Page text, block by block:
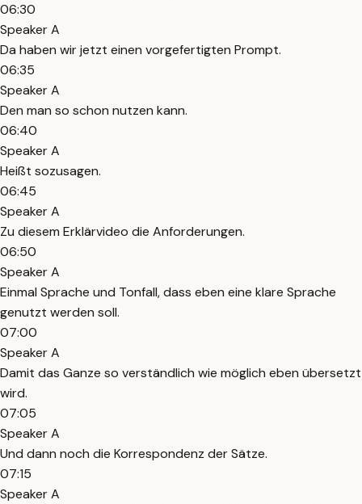
06:30
Speaker A
Da haben wir jetzt einen vorgefertigten Prompt.
06:35
Speaker A
Den man so schon nutzen kann.
06:40
Speaker A
Heißt sozusagen.
06:45
Speaker A
Zu diesem Erklärvideo die Anforderungen.
06:50
Speaker A
Einmal Sprache und Tonfall, dass eben eine klare Sprache
genutzt werden soll.
07:00
Speaker A
Damit das Ganze so verständlich wie möglich eben übersetzt
wird.
07:05
Speaker A
Und dann noch die Korrespondenz der Sätze.
07:15
Speaker A